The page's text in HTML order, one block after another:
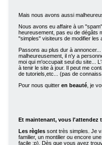
Mais nous avons aussi
Nous avons eu affaire à un
heureusement, pas eu de dégâts
"simples" visiteurs de modifier
Passons au plus dur à
malheureusement, il n'y a
moi qui m'occupait seul du site...
à tenir le site à jour. Il peut me
de tutoriels,etc... (pas de
Pour nous quitter en beauté, je
Et maintenant, vous l'attendez
Les règles sont très simples. Je
familier, un montilier ou encore
facile :p). Dès que vous avez